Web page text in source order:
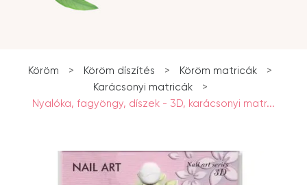
Köröm > Köröm díszítés > Köröm matricák
>
Karácsonyi matricák
>
Nyalóka, fagyöngy, díszek - 3D, karácsonyi matr...